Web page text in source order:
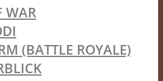
WAR
(BATTLE ROYALE)